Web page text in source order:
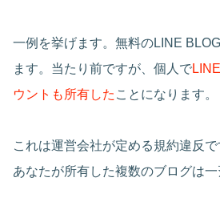
一例を挙げます。無料のLINE
ます。当たり前ですが、個人で
ウントも所有した ことになります。
これは運営会社が定める規約違反で
あなたが所有した複数のブログは一